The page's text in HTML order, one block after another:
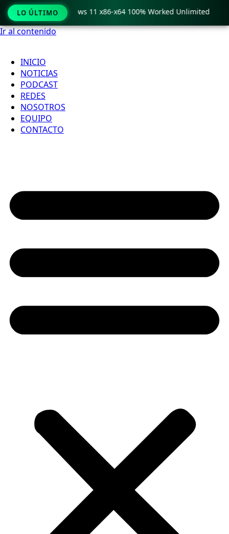
Ir al contenido
INICIO
NOTICIAS
PODCAST
REDES
NOSOTROS
EQUIPO
CONTACTO
LO ÚLTIMO
Crack only Windows 11 x86-x64 100% Worked Unlimited